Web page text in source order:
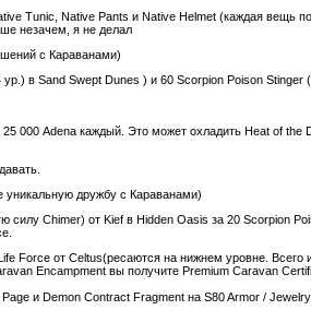
Tunic, Native Pants и Native Helmet (каждая вещь
незачем, я не делал
с Караванами)
в Sand Swept Dunes ) и 60 Scorpion Poison
25 000 Adena каждый. Это может охладить Heat of
дружбу с Караванами)
Chimer) от Kief в Hidden Oasis за 20 Scorpion
Force от Celtus(ресаются на нижнем уровне.
Encampment вы получите Premium Caravan
и Demon Contract Fragment на S80 Armor /